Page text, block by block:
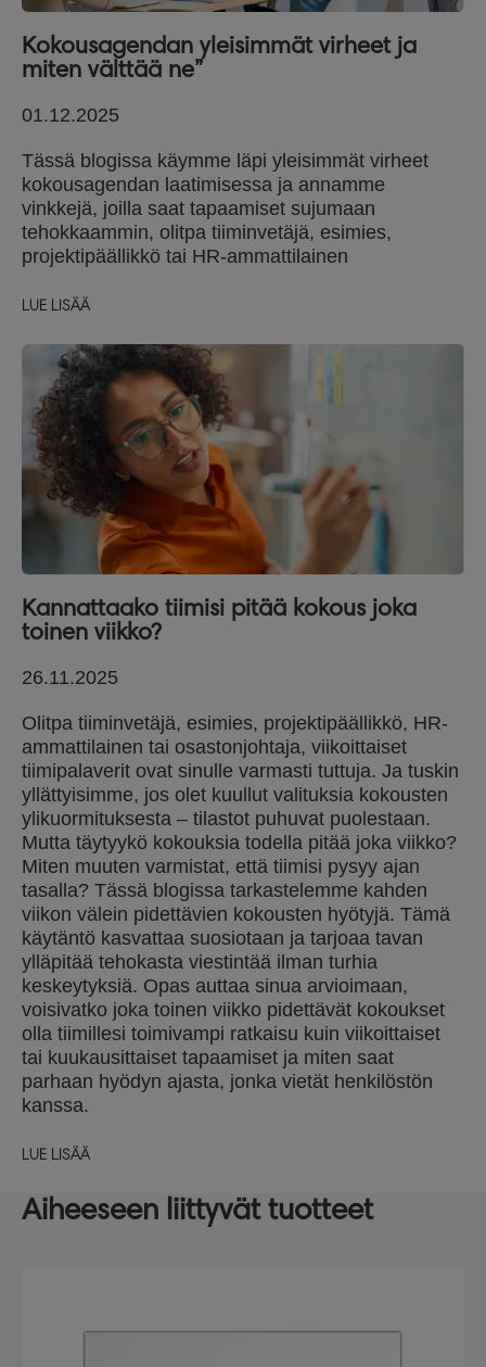
Kokousagendan yleisimmät virheet ja
miten välttää ne”
01.12.2025
Tässä blogissa käymme läpi yleisimmät virheet
kokousagendan laatimisessa ja annamme
vinkkejä, joilla saat tapaamiset sujumaan
tehokkaammin, olitpa tiiminvetäjä, esimies,
projektipäällikkö tai HR-ammattilainen
LUE LISÄÄ
Kannattaako tiimisi pitää kokous joka
toinen viikko?
26.11.2025
Olitpa tiiminvetäjä, esimies, projektipäällikkö, HR-
ammattilainen tai osastonjohtaja, viikoittaiset
tiimipalaverit ovat sinulle varmasti tuttuja. Ja tuskin
yllättyisimme, jos olet kuullut valituksia kokousten
ylikuormituksesta – tilastot puhuvat puolestaan.
Mutta täytyykö kokouksia todella pitää joka viikko?
Miten muuten varmistat, että tiimisi pysyy ajan
tasalla? Tässä blogissa tarkastelemme kahden
viikon välein pidettävien kokousten hyötyjä. Tämä
käytäntö kasvattaa suosiotaan ja tarjoaa tavan
ylläpitää tehokasta viestintää ilman turhia
keskeytyksiä. Opas auttaa sinua arvioimaan,
voisivatko joka toinen viikko pidettävät kokoukset
olla tiimillesi toimivampi ratkaisu kuin viikoittaiset
tai kuukausittaiset tapaamiset ja miten saat
parhaan hyödyn ajasta, jonka vietät henkilöstön
kanssa.
LUE LISÄÄ
Aiheeseen liittyvät tuotteet